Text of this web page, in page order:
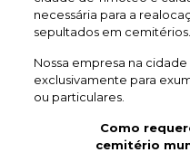
necessária para a
sepultados em cemitérios.
Nossa empresa na
exclusivamente para
ou particulares.
Como
cemitério